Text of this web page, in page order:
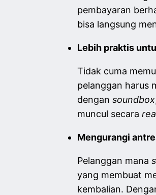
pembayaran
bisa langsung
Lebih praktis
Tidak cuma
pelanggan harus
dengan soundbox
muncul secara
Mengurangi
Pelanggan mana
yang membuat
kembalian.